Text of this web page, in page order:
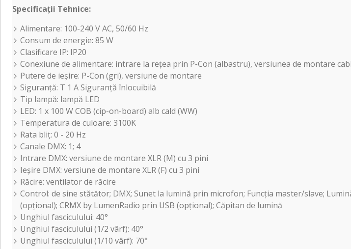
Specificații Tehnice:
Alimentare: 100-240 V AC, 50/60 Hz
Consum de energie: 85 W
Clasificare IP: IP20
Conexiune de alimentare: intrare la rețea prin P-Con (albastru), versiunea de montare
Putere de ieșire: P-Con (gri), versiune de montare
Siguranță: T 1 A Siguranță înlocuibilă
Tip lampă: lampă LED
LED: 1 x 100 W COB (cip-on-board) alb cald (WW)
Temperatura de culoare: 3100K
Rata bliț: 0 - 20 Hz
Canale DMX: 1; 4
Intrare DMX: versiune de montare XLR (M) cu 3 pini
Ieșire DMX: versiune de montare XLR (F) cu 3 pini
Răcire: ventilator de răcire
Control: de sine stătător; DMX; Sunet la lumină prin microfon; Funcția master/slave;
(opțional); CRMX by LumenRadio prin USB (opțional); Căpitan de lumină
Unghiul fasciculului: 40°
Unghiul fasciculului (1/2 vârf): 40°
Unghiul fasciculului (1/10 vârf): 70°